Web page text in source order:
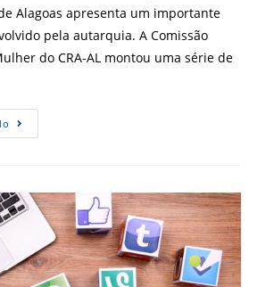
Alagoas apresenta um importante
pela autarquia. A Comissão
do CRA-AL montou uma série de
Comissão
Especial
AL
Apresenta
Propostas
2023